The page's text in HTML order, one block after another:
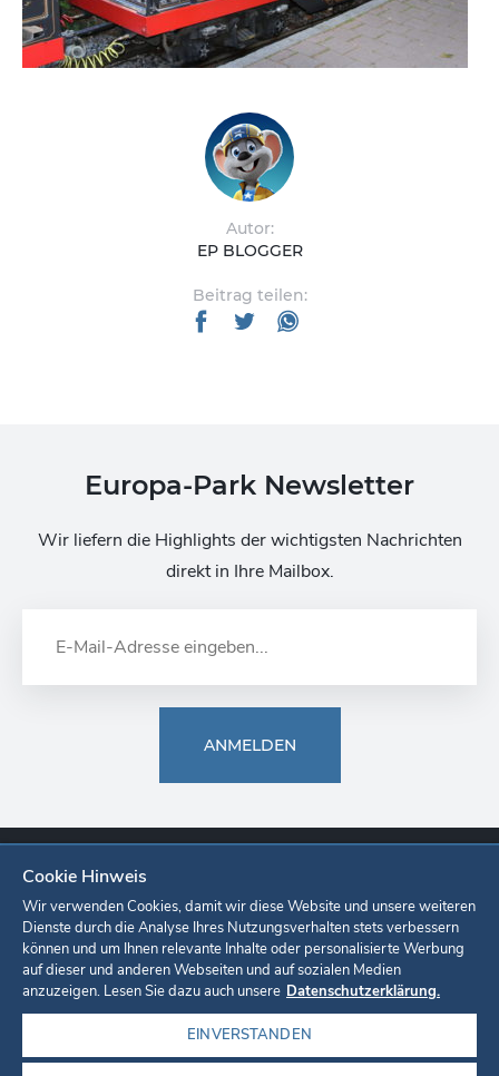
Autor:
EP BLOGGER
Beitrag teilen:
Europa-Park Newsletter
Wir liefern die Highlights der wichtigsten Nachrichten
direkt in Ihre Mailbox.
ANMELDEN
Europa-Park Ticketshop Onlineshop Karriere Unternehmen
Datenschutzerklärung Cookie-Einstellungen Impressum
Cookie Hinweis
Wir verwenden Cookies, damit wir diese Website und unsere weiteren
Dienste durch die Analyse Ihres Nutzungsverhalten stets verbessern
können und um Ihnen relevante Inhalte oder personalisierte Werbung
auf dieser und anderen Webseiten und auf sozialen Medien
anzuzeigen. Lesen Sie dazu auch unsere Datenschutzerklärung.
EINVERSTANDEN